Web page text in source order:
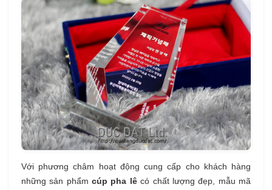
Với phương châm hoạt động cung cấp cho khách hàng
những sản phẩmcúp pha lêcó chất lượng đẹp, mẫu mã